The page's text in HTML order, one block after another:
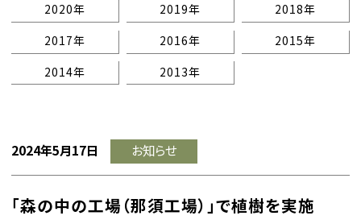
2020年
2019年
2018年
2017年
2016年
2015年
2014年
2013年
2024年5月17日 お知らせ
「森の中の工場（那須工場）」で植樹を実施